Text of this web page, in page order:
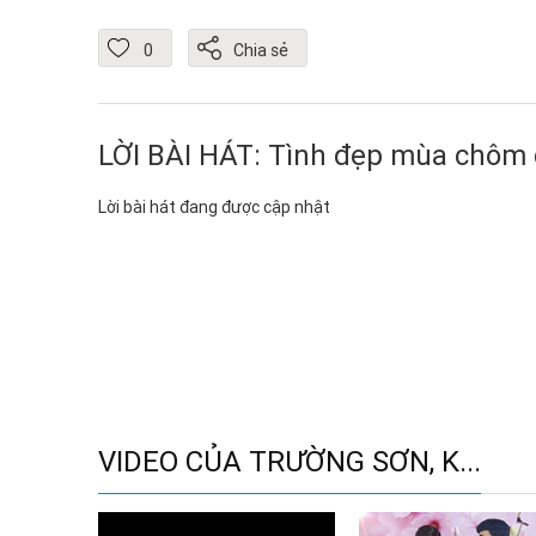
0 Chia sẻ
LỜI BÀI HÁT: Tình đẹp mùa
Lời bài hát đang được cập nhật
VIDEO CỦA TRƯỜNG SƠN, K...